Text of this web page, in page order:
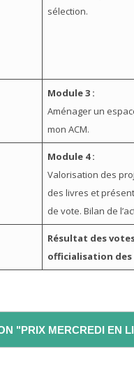
sélection.
Module 3 :
Aménager un
mon ACM.
Module 4 :
Valorisation des
des livres et
de vote. Bilan de
Résultat des
officialisation des
"PRIX MERCREDI EN